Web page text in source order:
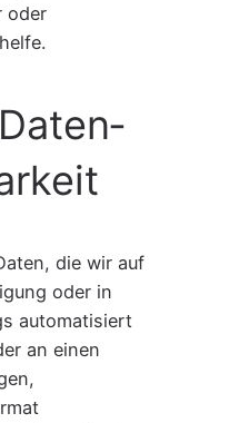
oder
die wir auf
oder in
automatisiert
an einen